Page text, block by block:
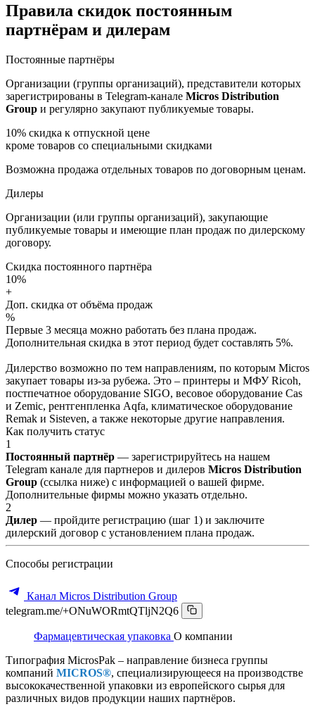
Правила скидок постоянным
партнёрам и дилерам
Постоянные партнёры
Организации (группы организаций), представители которых
зарегистрированы в Telegram-канале Micros Distribution
Group и регулярно закупают публикуемые товары.
10% скидка к отпускной цене
кроме товаров со специальными скидками
Возможна продажа отдельных товаров по договорным ценам.
Дилеры
Организации (или группы организаций), закупающие
публикуемые товары и имеющие план продаж по дилерскому
договору.
Скидка постоянного партнёра
10%
+
Доп. скидка от объёма продаж
%
Первые 3 месяца можно работать без плана продаж.
Дополнительная скидка в этот период будет составлять 5%.
Дилерство возможно по тем направлениям, по которым Micros
закупает товары из-за рубежа. Это – принтеры и МФУ Ricoh,
постпечатное оборудование SIGO, весовое оборудование Cas
и Zemic, рентгенпленка Aqfa, климатическое оборудование
Remak и Sisteven, а также некоторые другие направления.
Как получить статус
1
Постоянный партнёр — зарегистрируйтесь на нашем
Telegram канале для партнеров и дилеров Micros Distribution
Group (ссылка ниже) с информацией о вашей фирме.
Дополнительные фирмы можно указать отдельно.
2
Дилер — пройдите регистрацию (шаг 1) и заключите
дилерский договор с установлением плана продаж.
Способы регистрации
Канал Micros Distribution Group
telegram.me/+ONuWORmtQTljN2Q6
Фармацевтическая упаковка О компании
Типография MicrosPak – направление бизнеса группы
компаний MICROS®, специализирующееся на производстве
высококачественной упаковки из европейского сырья для
различных видов продукции наших партнёров.